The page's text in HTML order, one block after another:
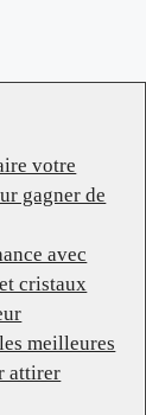
votre
gagner de
avec
cristaux
meilleures
attirer